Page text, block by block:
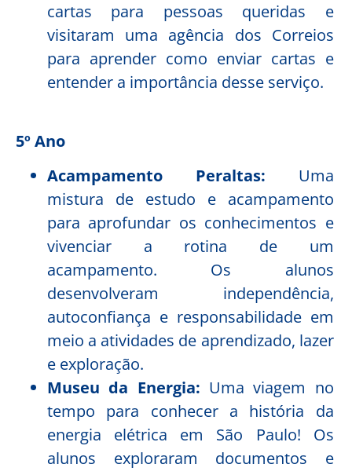
cartas para pessoas queridas e
visitaram uma agência dos Correios
para aprender como enviar cartas e
entender a importância desse serviço.
5º Ano
Acampamento Peraltas: Uma
mistura de estudo e acampamento
para aprofundar os conhecimentos e
vivenciar a rotina de um
acampamento. Os alunos
desenvolveram independência,
autoconfiança e responsabilidade em
meio a atividades de aprendizado, lazer
e exploração.
Museu da Energia: Uma viagem no
tempo para conhecer a história da
energia elétrica em São Paulo! Os
alunos exploraram documentos e